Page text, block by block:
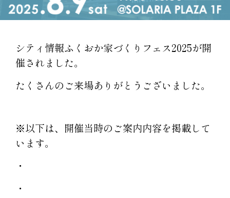
シティ情報ふくおか家づくりフェス2025が開
催されました。
たくさんのご来場ありがとうございました。
※以下は、開催当時のご案内内容を掲載して
います。
・
・